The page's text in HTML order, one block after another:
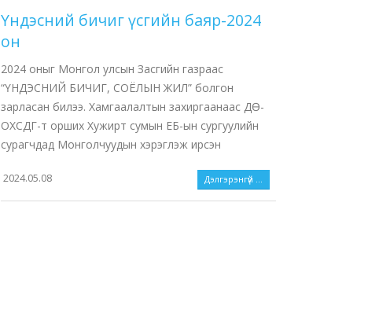
Үндэсний бичиг үсгийн баяр-2024
он
2024 оныг Монгол улсын Засгийн газраас
“ҮНДЭСНИЙ БИЧИГ, СОЁЛЫН ЖИЛ” болгон
зарласан билээ. Хамгаалалтын захиргаанаас ДӨ-
ОХСДГ-т орших Хужирт сумын ЕБ-ын сургуулийн
сурагчдад Монголчуудын хэрэглэж ирсэн
2024.05.08 Дэлгэрэнгүй ...